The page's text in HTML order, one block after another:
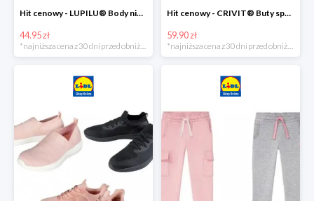
Hit cenowy - LUPILU® Body niemowlęce z biobawełny, z krótkim rękawem, 5 sztuk
44.95 zł
*najniższa cena z 30 dni przed obniżką
Hit cenowy - CRIVIT® Buty sportowe chłopięce WellWalk, 1 para
59.90 zł
*najniższa cena z 30 dni przed obniżką